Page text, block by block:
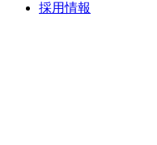
採用情報